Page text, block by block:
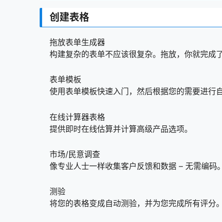
15. W3 Total Cache Pro v2.4.0 汉化版 –
16. Element Pack Pro v7.7.4 汉化版 –
17. Ultimate Membership Pro v12.3 汉化版 –
Yoast SEO Premium v​​21.8 中文版 –
创建表格
拖放表单生成器
构建复杂的表单不应该很复杂。拖放，你就完成了
表单模板
使用表单模板快速入门，然后根据您的需要进行自
在线计算器表格
提供即时在线估算并计算高级产品选项。
市场/民意调查
像专业人士一样收集客户反馈和数据 – 无需编码。
测验
将您的表格变成自动测验，并为您完成所有评分。